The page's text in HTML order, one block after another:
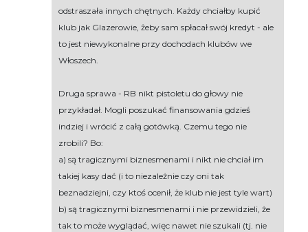
odstraszała innych chętnych. Każdy chciałby kupić
klub jak Glazerowie, żeby sam spłacał swój kredyt - ale
to jest niewykonalne przy dochodach klubów we
Włoszech.
Druga sprawa - RB nikt pistoletu do głowy nie
przykładał. Mogli poszukać finansowania gdzieś
indziej i wrócić z całą gotówką. Czemu tego nie
zrobili? Bo:
a) są tragicznymi biznesmenami i nikt nie chciał im
takiej kasy dać (i to niezależnie czy oni tak
beznadziejni, czy ktoś ocenił, że klub nie jest tyle wart)
b) są tragicznymi biznesmenami i nie przewidzieli, że
tak to może wyglądać, więc nawet nie szukali (tj. nie